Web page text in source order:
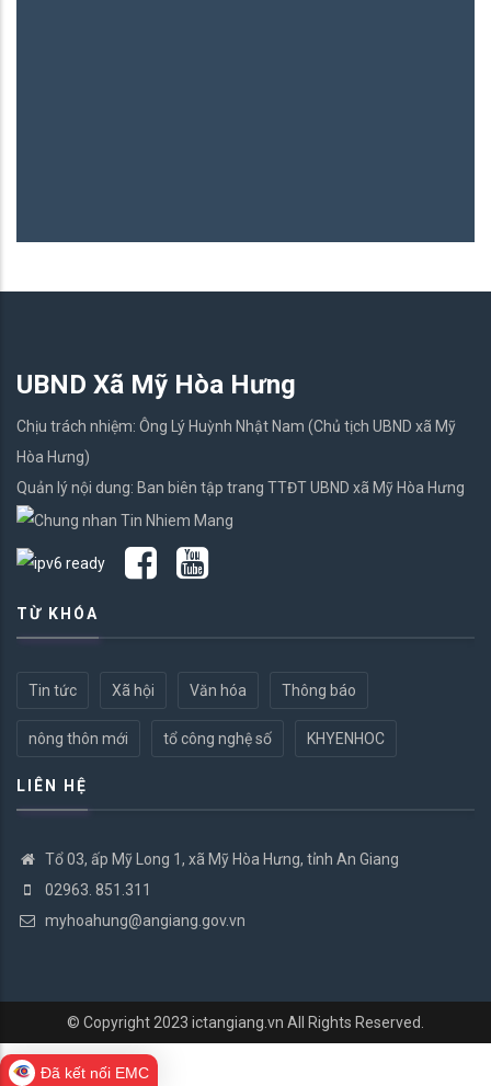
UBND Xã Mỹ Hòa Hưng
Chịu trách nhiệm: Ông Lý Huỳnh Nhật Nam (Chủ tịch UBND xã Mỹ
Hòa Hưng)
Quản lý nội dung: Ban biên tập trang TTĐT UBND xã Mỹ Hòa Hưng
TỪ KHÓA
Tin tức Xã hội Văn hóa Thông báo
nông thôn mới tổ công nghệ số KHYENHOC
LIÊN HỆ
Tổ 03, ấp Mỹ Long 1, xã Mỹ Hòa Hưng, tỉnh An Giang
02963. 851.311
myhoahung@angiang.gov.vn
© Copyright 2023 ictangiang.vn All Rights Reserved.
Đã kết nối EMC